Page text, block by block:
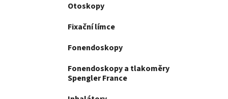
Otoskopy
Fixační límce
Fonendoskopy
Fonendoskopy a tlakoměry
Spengler France